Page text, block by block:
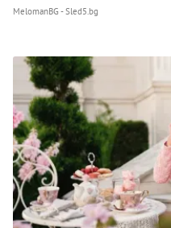
MelomanBG - Sled5.bg